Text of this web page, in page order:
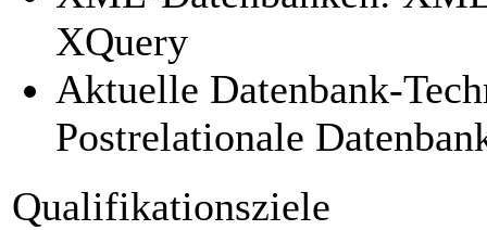
XQuery
Aktuelle Datenbank-
Postrelationale
Qualifikationsziele